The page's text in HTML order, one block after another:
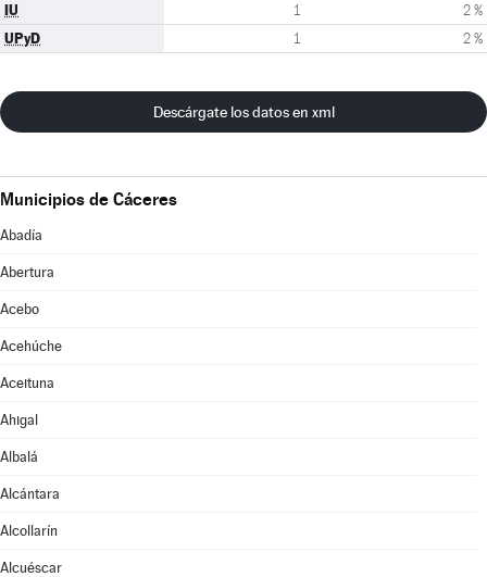
IU 1 2 %
UPyD 1 2 %
Descárgate los datos en xml
Municipios de Cáceres
Abadía
Abertura
Acebo
Acehúche
Aceituna
Ahigal
Albalá
Alcántara
Alcollarín
Alcuéscar